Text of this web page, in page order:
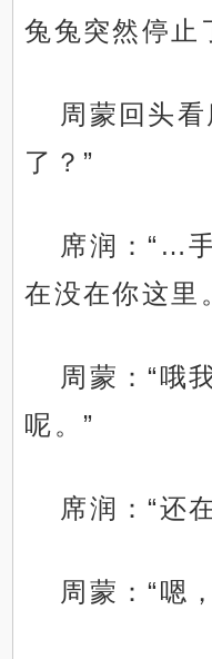
兔兔突然停止
周蒙回头
了？”
席润：“…
在没在你这里
周蒙：“哦
呢。”
席润：“还
周蒙：“嗯